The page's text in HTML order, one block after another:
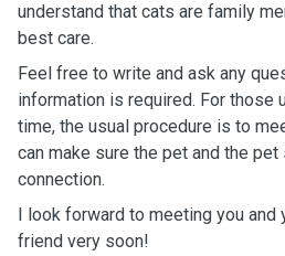
understand that cats are family
best care.
Feel free to write and ask any
information is required. For those
time, the usual procedure is to
can make sure the pet and the
connection.
I look forward to meeting you
friend very soon!